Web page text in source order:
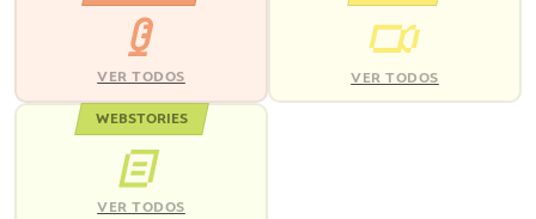
VER TODOS VER TODOS
WEBSTORIES
VER TODOS